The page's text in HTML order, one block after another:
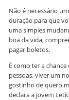
Não é necessário
duração para que
uma simples
boa da vida,
pagar boletos.
É como ter a
pessoas, viver um
gostinho de quero
declara a jovem